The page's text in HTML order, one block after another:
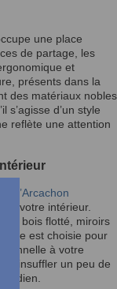
une place
de partage, les
et
présents dans la
des matériaux nobles
s’agisse d’un style
reflète une attention
d’Arcachon
votre intérieur.
en bois flotté, miroirs
est choisie pour
à votre
insuffler un peu de